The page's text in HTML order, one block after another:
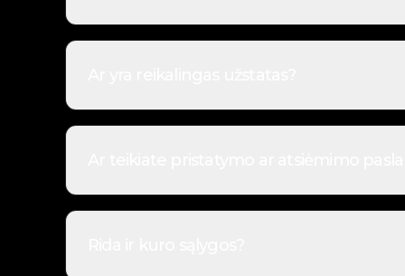
Norint išsinuomoti automobilį, reikalingas
Užstatas taikomas tik nuomos be vairuotojo
Taip, teikiame pristatymo ir atsiėmimo